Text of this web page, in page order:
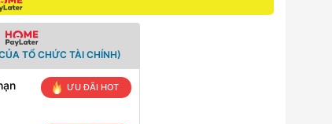
TỔ CHỨC TÀI CHÍNH)
ƯU ĐÃI HOT